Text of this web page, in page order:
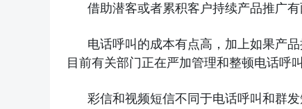
借助潜客或者累积客户持续产品推广
电话呼叫的成本有点高，加上如果产
目前有关部门正在严加管理和整顿电话呼
彩信和视频短信不同于电话呼叫和群